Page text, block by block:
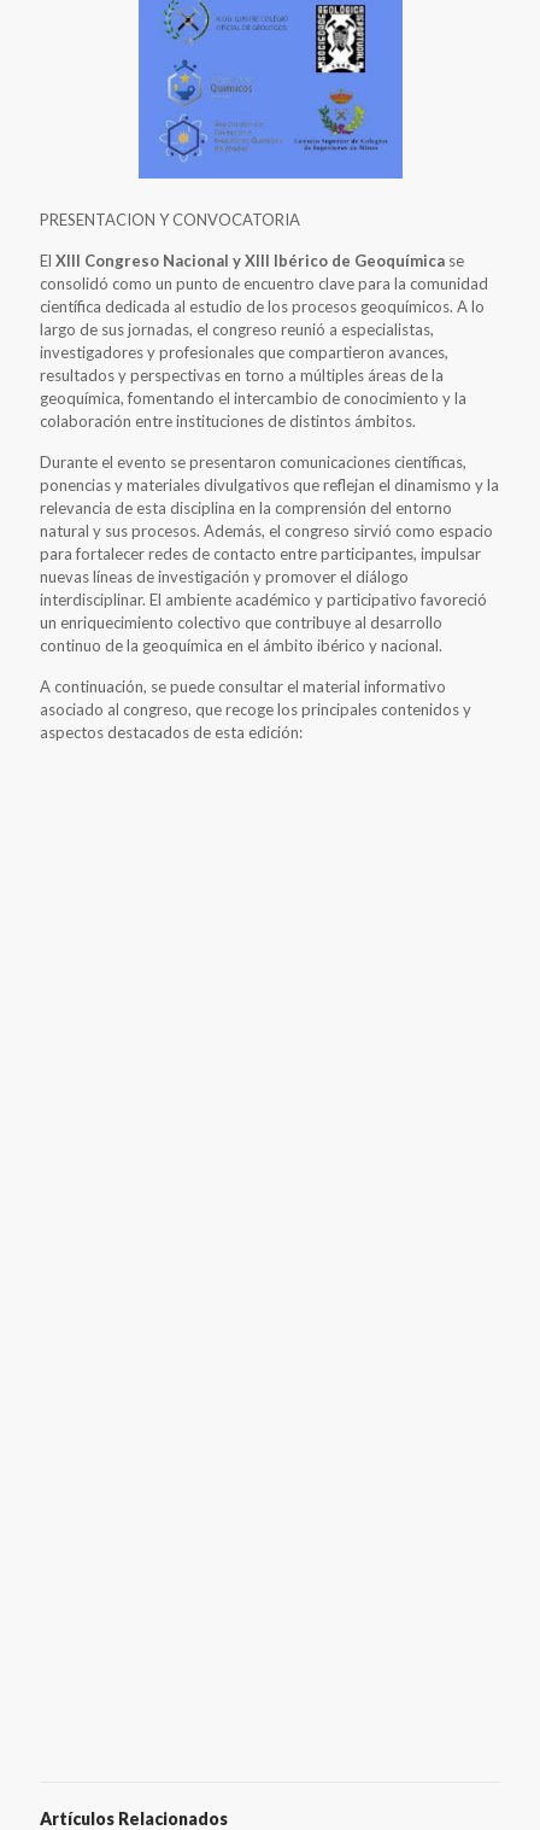
PRESENTACION Y CONVOCATORIA
El XIII Congreso Nacional y XIII Ibérico de Geoquímica se
consolidó como un punto de encuentro clave para la comunidad
científica dedicada al estudio de los procesos geoquímicos. A lo
largo de sus jornadas, el congreso reunió a especialistas,
investigadores y profesionales que compartieron avances,
resultados y perspectivas en torno a múltiples áreas de la
geoquímica, fomentando el intercambio de conocimiento y la
colaboración entre instituciones de distintos ámbitos.
Durante el evento se presentaron comunicaciones científicas,
ponencias y materiales divulgativos que reflejan el dinamismo y la
relevancia de esta disciplina en la comprensión del entorno
natural y sus procesos. Además, el congreso sirvió como espacio
para fortalecer redes de contacto entre participantes, impulsar
nuevas líneas de investigación y promover el diálogo
interdisciplinar. El ambiente académico y participativo favoreció
un enriquecimiento colectivo que contribuye al desarrollo
continuo de la geoquímica en el ámbito ibérico y nacional.
A continuación, se puede consultar el material informativo
asociado al congreso, que recoge los principales contenidos y
aspectos destacados de esta edición:
Artículos Relacionados